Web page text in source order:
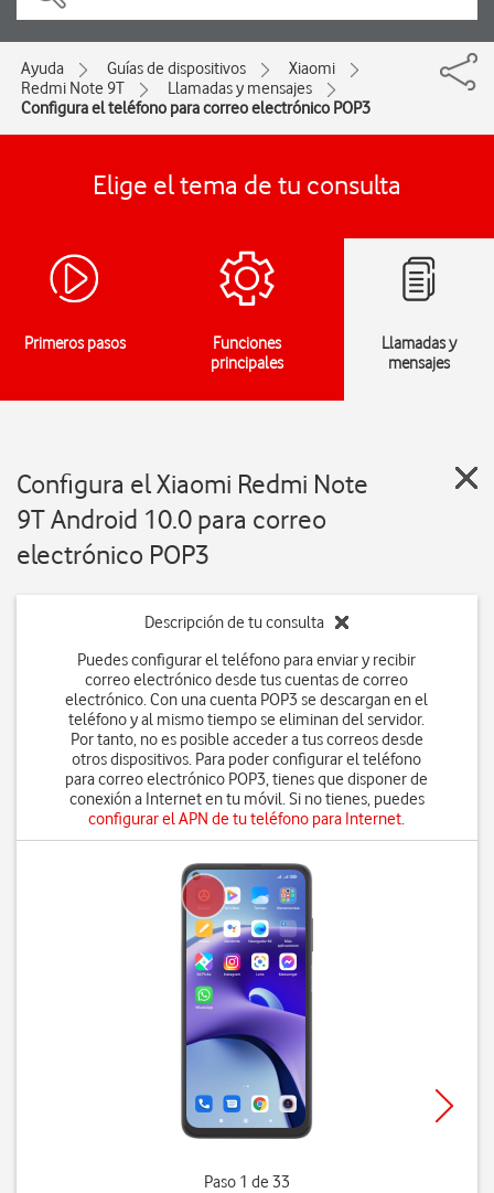
Ayuda Guías de dispositivos
Xiaomi
Redmi Note 9T
Llamadas y mensajes
Configura el teléfono para correo electrónico POP3
Elige el tema de tu consulta
Primeros pasos
Funciones
principales
Llamadas y
mensajes
Configura el Xiaomi Redmi Note
9T Android 10.0 para correo
electrónico POP3
Descripción de tu consulta
Puedes configurar el teléfono para enviar y recibir
correo electrónico desde tus cuentas de correo
electrónico. Con una cuenta POP3 se descargan en el
teléfono y al mismo tiempo se eliminan del servidor.
Por tanto, no es posible acceder a tus correos desde
otros dispositivos. Para poder configurar el teléfono
para correo electrónico POP3, tienes que disponer de
conexión a Internet en tu móvil. Si no tienes, puedes
configurar el APN de tu teléfono para Internet.
Paso 1 de 33